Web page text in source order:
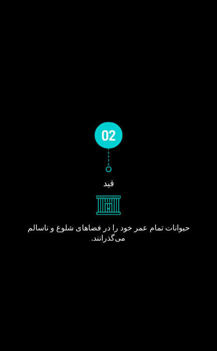
قید
حیوانات تمام عمر خود را در فضاهای شلوغ و ناسالم
می‌گذرانند.